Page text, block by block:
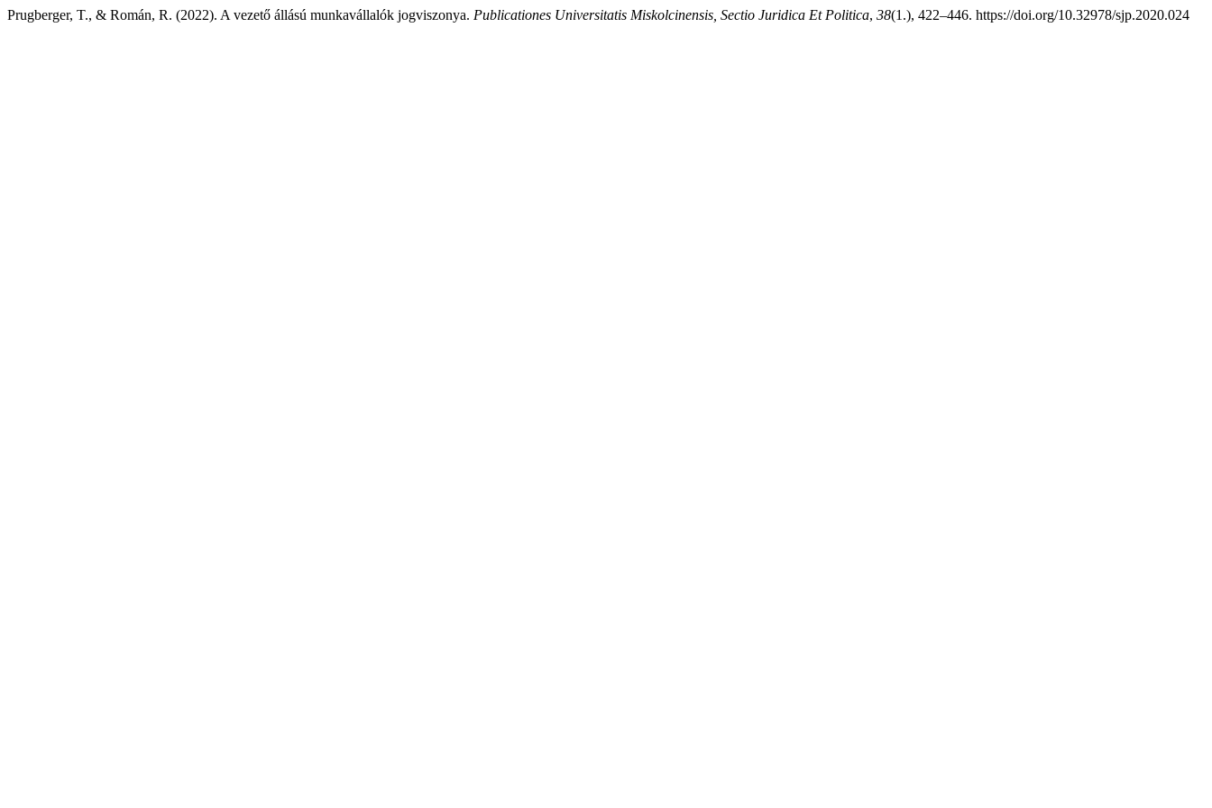
Prugberger, T., & Román, R. (2022). A vezető állású munkavállalók jogviszonya. Publicationes Universitatis Miskolcinensis, Sectio Juridica Et Politica, 38(1.), 422–446. https://doi.org/10.32978/sjp.2020.024